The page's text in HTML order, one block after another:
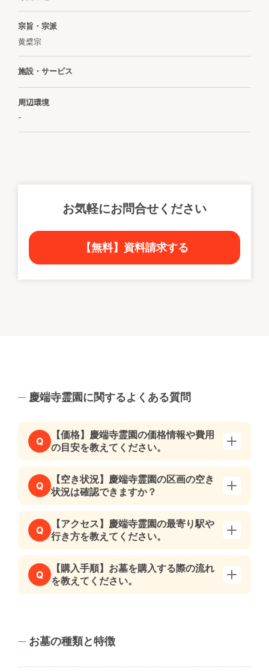
宗旨・宗派
黄檗宗
施設・サービス
周辺環境
-
お気軽にお問合せください
【無料】資料請求する
慶端寺霊園に関するよくある質問
Q
【価格】慶端寺霊園の価格情報や費用
の目安を教えてください。
Q
【空き状況】慶端寺霊園の区画の空き
状況は確認できますか？
Q
【アクセス】慶端寺霊園の最寄り駅や
行き方を教えてください。
Q
【購入手順】お墓を購入する際の流れ
を教えてください。
お墓の種類と特徴